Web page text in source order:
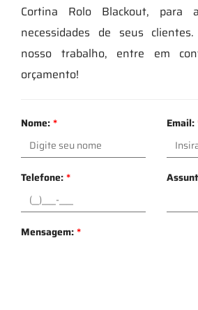
Cortina Rolo Blackout, para
necessidades de seus
nosso trabalho, entre em
orçamento!
Nome:* Email:
Telefone:*
Mensagem:*